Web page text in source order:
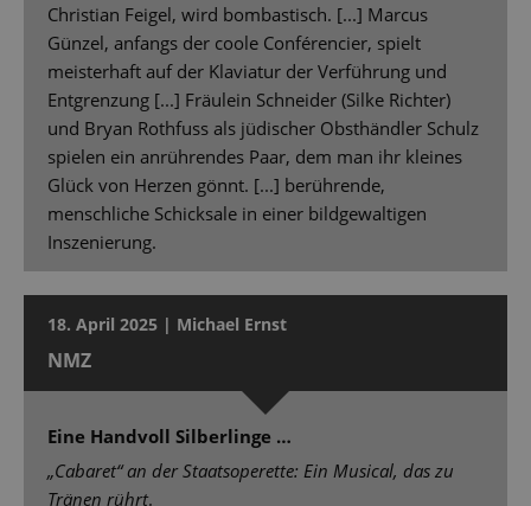
Christian Feigel, wird bombastisch. [...] Marcus
Günzel, anfangs der coole Conférencier, spielt
meisterhaft auf der Klaviatur der Verführung und
Entgrenzung [...] Fräulein Schneider (Silke Richter)
und Bryan Rothfuss als jüdischer Obsthändler Schulz
spielen ein anrührendes Paar, dem man ihr kleines
Glück von Herzen gönnt. [...] berührende,
menschliche Schicksale in einer bildgewaltigen
Inszenierung.
18. April 2025 | Michael Ernst
NMZ
Eine Handvoll Silberlinge …
„Cabaret“ an der Staatsoperette: Ein Musical, das zu
Tränen rührt.